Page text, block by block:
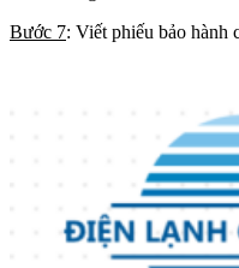
Bước 7: Viết phiếu bảo hành